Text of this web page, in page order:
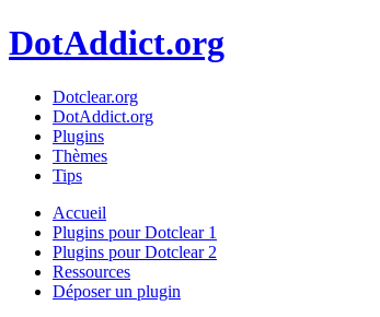
DotAddict.org
Dotclear.org
DotAddict.org
Plugins
Thèmes
Tips
Accueil
Plugins pour Dotclear 1
Plugins pour Dotclear 2
Ressources
Déposer un plugin